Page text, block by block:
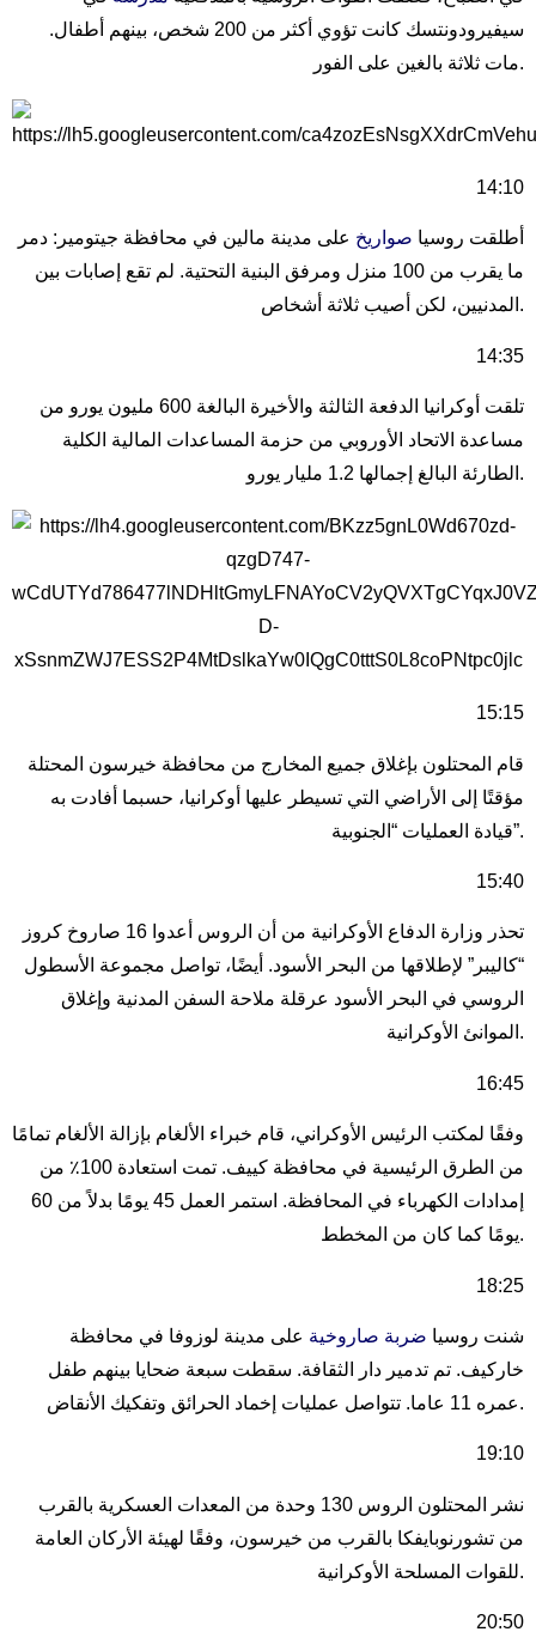
سيفيرودونتسك كانت تؤوي أكثر من 200 شخص، بينهم أطفال.
مات ثلاثة بالغين على الفور.
14:10
أطلقت روسيا صواريخ على مدينة مالين في محافظة جيتومير: دمر
ما يقرب من 100 منزل ومرفق البنية التحتية. لم تقع إصابات بين
المدنيين، لكن أصيب ثلاثة أشخاص.
14:35
تلقت أوكرانيا الدفعة الثالثة والأخيرة البالغة 600 مليون يورو من
مساعدة الاتحاد الأوروبي من حزمة المساعدات المالية الكلية
الطارئة البالغ إجمالها 1.2 مليار يورو.
15:15
قام المحتلون بإغلاق جميع المخارج من محافظة خيرسون المحتلة
مؤقتًا إلى الأراضي التي تسيطر عليها أوكرانيا، حسبما أفادت به
قيادة العمليات “الجنوبية”.
15:40
تحذر وزارة الدفاع الأوكرانية من أن الروس أعدوا 16 صاروخ كروز
“كاليبر” لإطلاقها من البحر الأسود. أيضًا، تواصل مجموعة الأسطول
الروسي في البحر الأسود عرقلة ملاحة السفن المدنية وإغلاق
الموانئ الأوكرانية.
16:45
وفقًا لمكتب الرئيس الأوكراني، قام خبراء الألغام بإزالة الألغام تمامًا
من الطرق الرئيسية في محافظة كييف. تمت استعادة 100٪ من
إمدادات الكهرباء في المحافظة. استمر العمل 45 يومًا بدلاً من 60
يومًا كما كان من المخطط.
18:25
شنت روسيا ضربة صاروخية على مدينة لوزوفا في محافظة
خاركيف. تم تدمير دار الثقافة. سقطت سبعة ضحايا بينهم طفل
عمره 11 عاما. تتواصل عمليات إخماد الحرائق وتفكيك الأنقاض.
19:10
نشر المحتلون الروس 130 وحدة من المعدات العسكرية بالقرب
من تشورنوبايفكا بالقرب من خيرسون، وفقًا لهيئة الأركان العامة
للقوات المسلحة الأوكرانية.
20:50